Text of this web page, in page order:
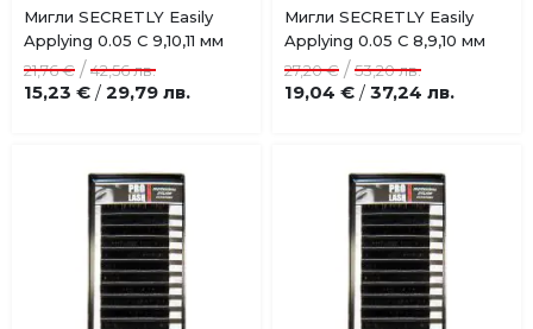
Добави
в
Купи
Мигли SECRETLY Easily
Applying 0.05 C 9,10,11 мм
15,23 € / 29,79 лв.
21,76 € /42,56 лв.
Добави
в
Купи
Мигли SECRETLY Easily
Applying 0.05 C 8,9,10 мм
19,04 € / 37,24 лв.
27,20 € /53,20 лв.